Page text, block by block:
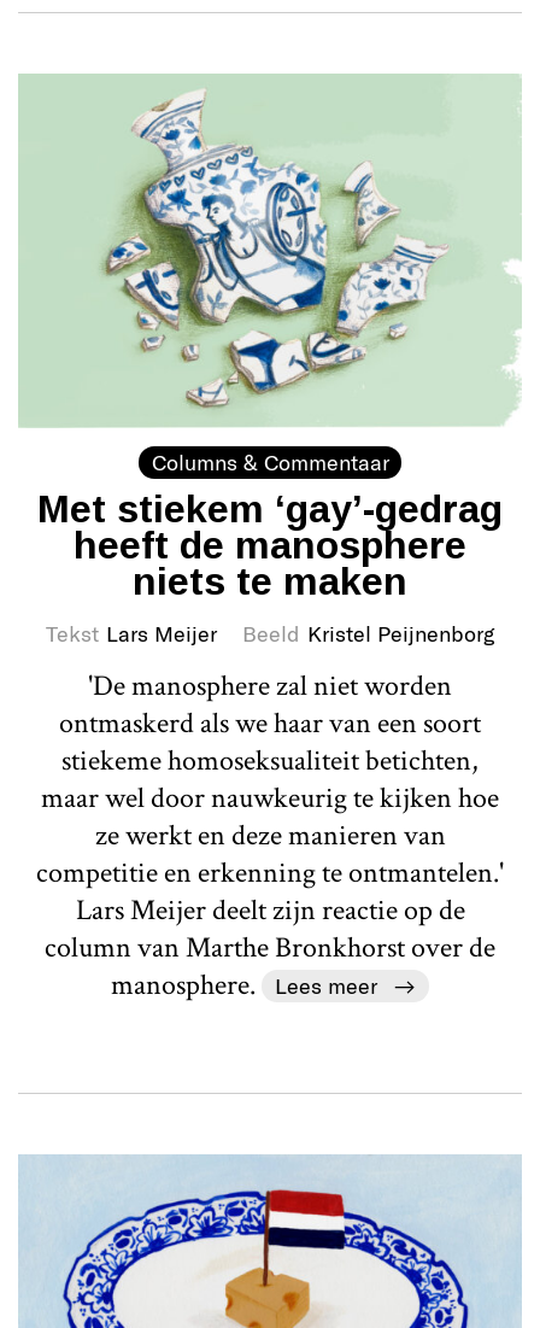
Columns & Commentaar
Met stiekem ‘gay’-gedrag
heeft de manosphere
niets te maken
Tekst Lars Meijer Beeld Kristel Peijnenborg
'De manosphere zal niet worden
ontmaskerd als we haar van een soort
stiekeme homoseksualiteit betichten,
maar wel door nauwkeurig te kijken hoe
ze werkt en deze manieren van
competitie en erkenning te ontmantelen.'
Lars Meijer deelt zijn reactie op de
column van Marthe Bronkhorst over de
manosphere.
Lees meer